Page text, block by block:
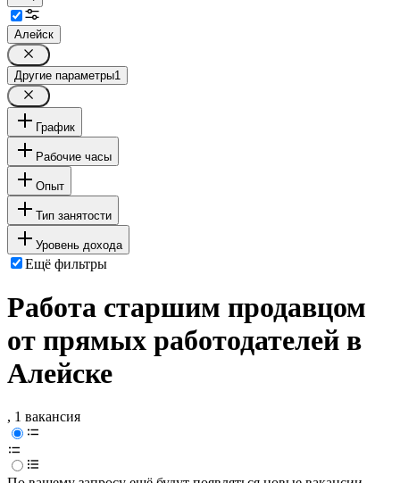
Алейск
Другие параметры1
График
Рабочие часы
Опыт
Тип занятости
Уровень дохода
Ещё фильтры
Работа старшим продавцом
от прямых работодателей в
Алейске
, 1 вакансия